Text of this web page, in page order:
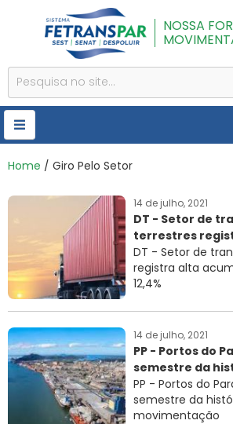
NOSSA
HOME
PUBLICAÇÕES
CURSOS E EVENTOS
SEST SENAT
DESPOLUIR
AR INSTITUTO
RNTRC
CONTATO
Home / Giro Pelo Setor
14 de julho, 2021
DT - Setor de
terrestres
DT - Setor de
registra alta
12,4%
14 de julho, 2021
PP - Portos do
semestre da
PP - Portos do
semestre da
movimentação